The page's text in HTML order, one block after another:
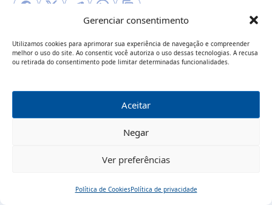
Gerenciar consentimento
Utilizamos cookies para aprimorar sua experiência de navegação e compreender
melhor o uso do site. Ao consentir, você autoriza o uso dessas tecnologias. A recusa
ou retirada do consentimento pode limitar determinadas funcionalidades.
Aceitar
Negar
Ver preferências
Política de CookiesPolítica de privacidade
Categorias
Tags